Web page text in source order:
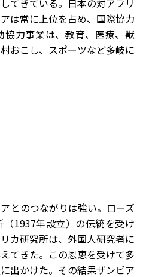
てきている。日本の対アフリ
は常に上位を占め、国際協力
協力事業は、教育、医療、獣
おこし、スポーツなど多岐に
とのつながりは強い。ローズ
1937年設立）の伝統を受け
カ研究所は、外国人研究者に
てきた。この恩恵を受けて多
出かけた。その結果ザンビア